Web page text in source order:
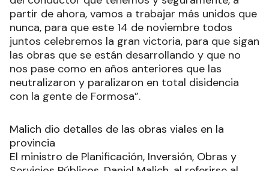
partir de ahora, vamos a trabajar más unidos que
nunca, para que este 14 de noviembre todos
juntos celebremos la gran victoria, para que sigan
las obras que se están desarrollando y que no
nos pase como en años anteriores que las
neutralizaron y paralizaron en total disidencia
con la gente de Formosa”.
Malich dio detalles de las obras viales en la
provincia
El ministro de Planificación, Inversión, Obras y